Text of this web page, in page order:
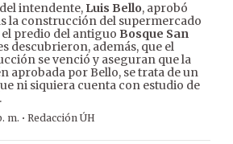
intendente, Luis Bello, aprobó
la construcción del supermercado
predio del antiguo Bosque San
descubrieron, además, que el
se venció y aseguran que la
aprobada por Bello, se trata de un
ni siquiera cuenta con estudio de
m. · Redacción ÚH